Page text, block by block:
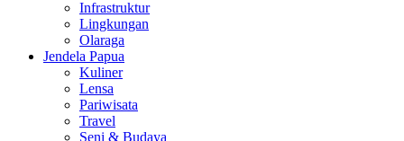
Infrastruktur
Lingkungan
Olaraga
Jendela Papua
Kuliner
Lensa
Pariwisata
Travel
Seni & Budaya